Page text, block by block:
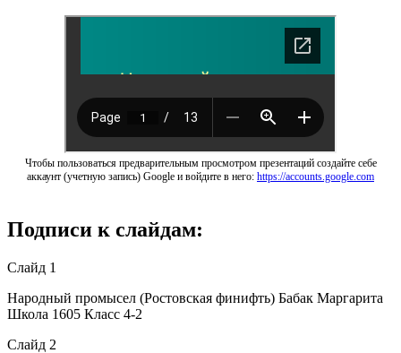
Чтобы пользоваться предварительным просмотром презентаций создайте себе
аккаунт (учетную запись) Google и войдите в него: https://accounts.google.com
Подписи к слайдам:
Слайд 1
Народный промысел (Ростовская финифть) Бабак Маргарита
Школа 1605 Класс 4-2
Слайд 2